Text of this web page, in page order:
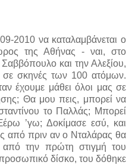
2010 να καταλαμβάνεται ο
της Αθήνας - ναι, στο
και την Αλεξίου,
σε σκηνές των 100 ατόμων.
έχουμε μάθει όλοι μας σε
Θα μου πεις, μπορεί να
το Παλλάς; Μπορεί
’γω; Δοκίμασε εσύ, και
από πριν αν ο Νταλάρας θα
την πρώτη στιγμή του
δίσκο, του δόθηκε